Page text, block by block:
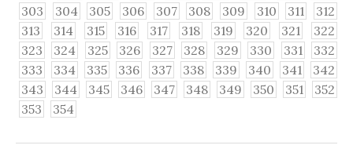
303
304 305 306 307 308 309 310 311
312
313
314 315 316 317 318 319 320 321
322
323
324 325 326 327 328 329 330 331
332
333
334 335 336 337 338 339 340 341
342
343
344 345 346 347 348 349 350 351
352
353
354